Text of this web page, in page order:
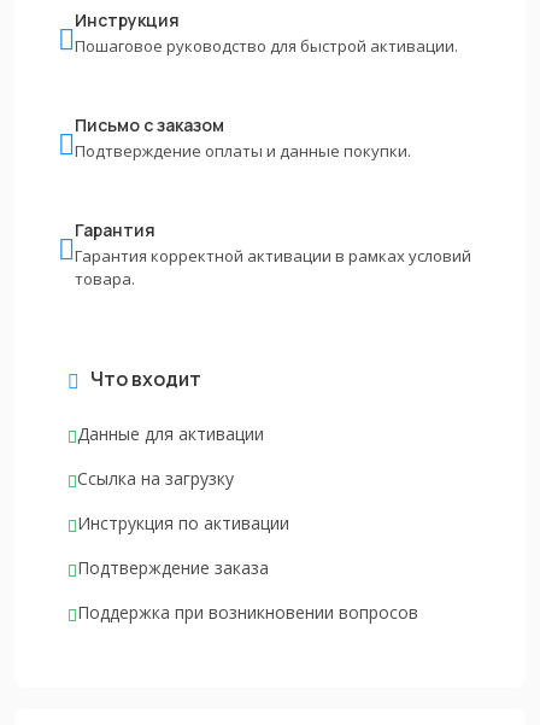
Инструкция
Пошаговое руководство для быстрой активации.
Письмо с заказом
Подтверждение оплаты и данные покупки.
Гарантия
Гарантия корректной активации в рамках условий
товара.
Что входит
Данные для активации
Ссылка на загрузку
Инструкция по активации
Подтверждение заказа
Поддержка при возникновении вопросов